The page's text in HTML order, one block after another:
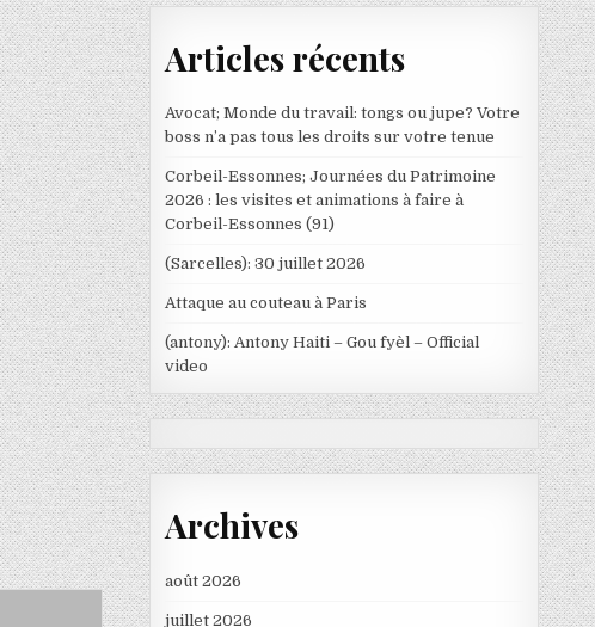
Articles récents
Avocat; Monde du travail: tongs ou jupe? Votre
boss n’a pas tous les droits sur votre tenue
Corbeil-Essonnes; Journées du Patrimoine
2026 : les visites et animations à faire à
Corbeil-Essonnes (91)
(Sarcelles): 30 juillet 2026
Attaque au couteau à Paris
(antony): Antony Haiti – Gou fyèl – Official
video
Archives
août 2026
juillet 2026